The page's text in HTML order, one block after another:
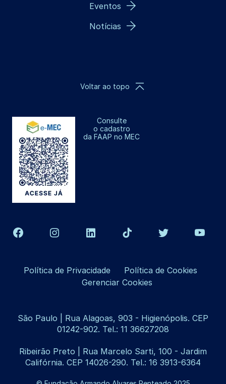
Eventos
Notícias
Consulte
o cadastro
da FAAP no MEC
Voltar ao topo
Política de Privacidade
Política de Cookies
Gerenciar Cookies
São Paulo | Rua Alagoas, 903 - Higienópolis. CEP
01242-902. Tel.: 11 36627208
Ribeirão Preto | Rua Marcelo Sarti, 100 - Jardim
Califórnia. CEP 14026-290. Tel.: 16 3913-6364